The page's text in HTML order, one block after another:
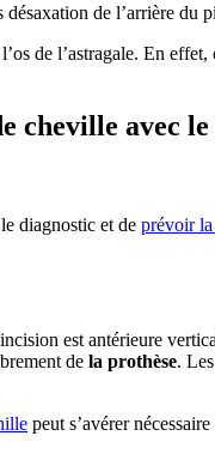
désaxation de l’arrière du
de l’astragale. En
cheville avec
diagnostic et de prévoir
est antérieure
de la prothèse.
peut s’avérer